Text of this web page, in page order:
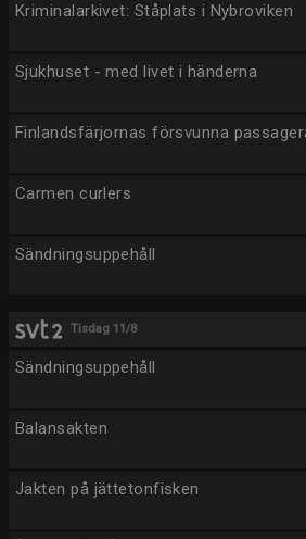
Kriminalarkivet: Ståplats i Nybroviken
Sjukhuset - med livet i händerna
Finlandsfärjornas försvunna
Carmen curlers
Sändningsuppehåll
Tisdag 11/8
Sändningsuppehåll
Balansakten
Jakten på jättetonfisken